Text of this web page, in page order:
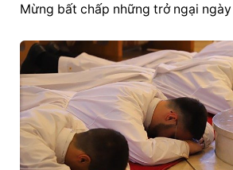
Mừng bất chấp những trở ngại